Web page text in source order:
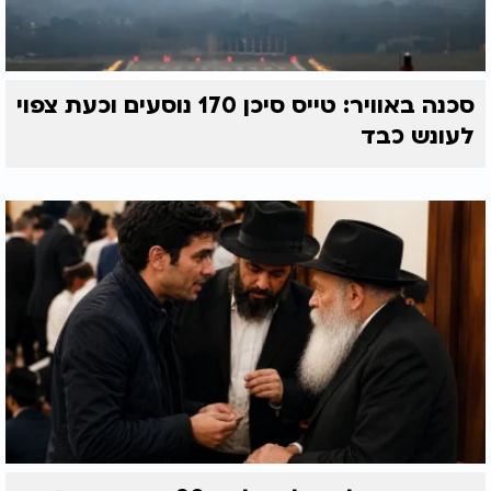
שני הייתה לו אישה צדיקה וזמנים של אושר. בנים אשר
קיימו מצוות כיבוד אב ואם, חייו היו מעורבים. אך אצל
יעקב כל חייו היו חיים קשים מיום שנולד, עשיו רדף
אותו, היה צריך לברוח מבית אביו; לבן רימה אותו,
החליף את אשתו, החליף את משכורתו; עשיו בא
לקראתו למלחמה עם ארבע מאות ראשי גייסות של צבא
אם כן, שלושה אבות העולם, שלושה סוגים של חיים;
אברהם - חיים טובים, יצחק - חיים בינוניים, יעקב - חיים
קשים ועל פי סוג חייהם תיקנו את התפילות: אברהם
תיקן שחרית, "טוב להודות לה' ולזמר לשמך עליון להגיד
בבוקר חסדך" כמו אור בוקר שהישועה וההצלחה מאירה
פנים לאדם יעמוד ויודה ויתפלל לה', כפי שעשה אברהם
יצחק תיקן את תפילת מנחה לחיים בינוניים, אשר
לפעמים נראית ההצלחה ולפעמים הקושי והמר וזוהי
תפילת מנחה, אשר מתפללים באמצע היום, בין האור
לחושך בדמדומים והיא לאנשים, אשר בינוניים הם.
סכנה באוויר: טייס סיכן 170 נוסעים וכעת צפוי
לעונש כבד